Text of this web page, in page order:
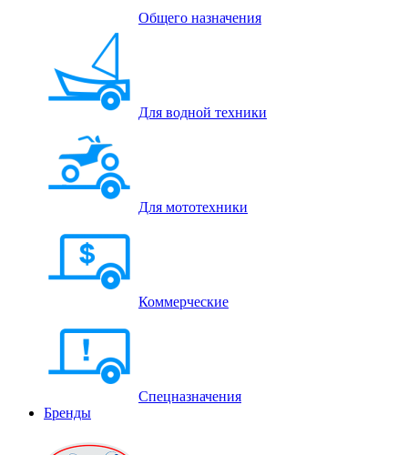
Общего назначения
Для водной техники
Для мототехники
Коммерческие
Спецназначения
Бренды